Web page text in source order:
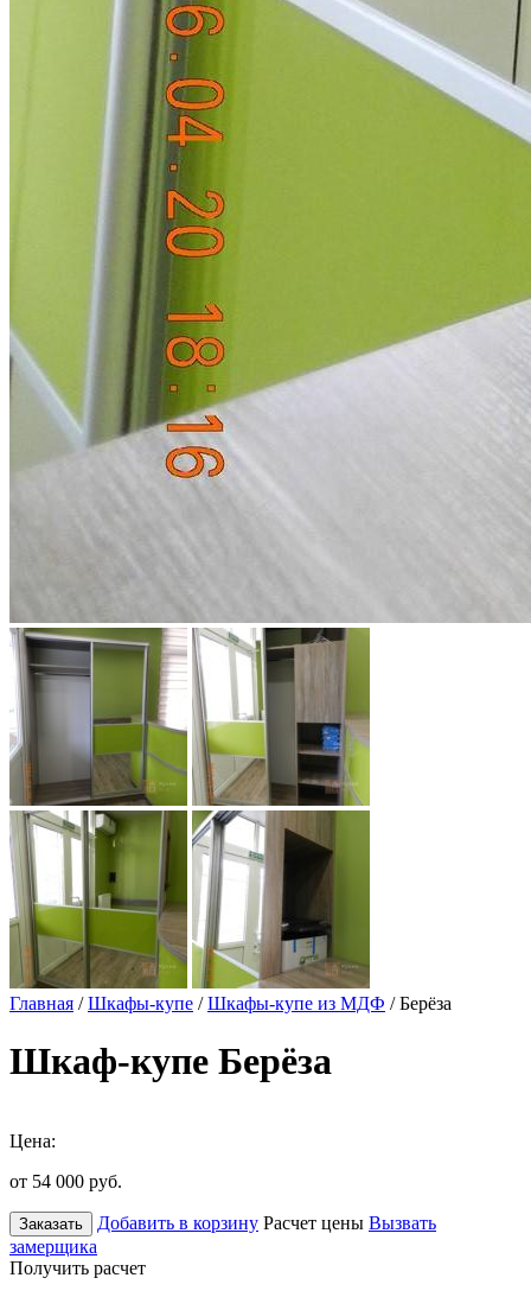
Главная /Шкафы-купе /Шкафы-купе из МДФ / Берёза
Шкаф-купе Берёза
Цена:
от 54 000 руб.
Заказать Добавить в корзину Расчет цены Вызвать
замерщика
Получить расчет